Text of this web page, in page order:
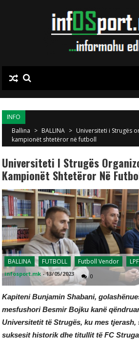
INFO
Ballina > BALLINA > Universiteti i Strugës
kampionët shtetëror në futboll
Universiteti I Strugës
Kampionët Shtetëror Në
BALLINA FUTBOLL Futboll Vendor
infosport.mk -13/05/2023 0
Kapiteni Bunjamin Shabani,
mesfushori Besmir Bojku kanë
Universitetit të Strugës, ku mes tjerash,
suksesit historik dhe titullit të FC